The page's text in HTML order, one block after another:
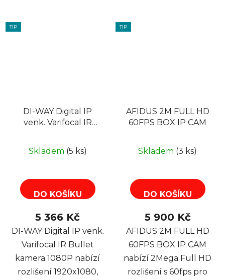
TIP
DI-WAY Digital IP
venk. Varifocal IR
50m
Skladem (5 ks)
DO KOŠÍKU
5 366 Kč
DI-WAY Digital IP venk.
Varifocal IR Bullet
kamera 1080P nabízí
rozlišení 1920x1080,
TIP
AFIDUS 2M FULL HD
60FPS BOX IP CAM
Skladem (3 ks)
DO KOŠÍKU
5 900 Kč
AFIDUS 2M FULL HD
60FPS BOX IP CAM
nabízí 2Mega Full HD
rozlišení s 60fps pro